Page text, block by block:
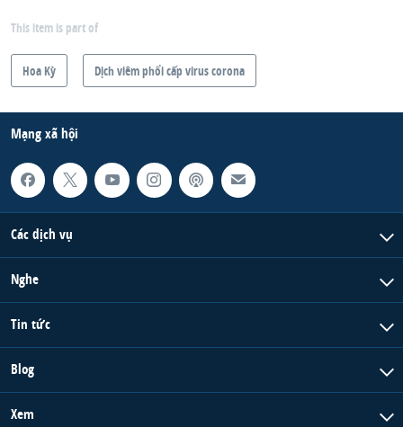
This item is part of
Hoa Kỳ Dịch viêm phổi cấp virus corona
Mạng xã hội
Các dịch vụ
Nghe
Tin tức
Blog
Xem